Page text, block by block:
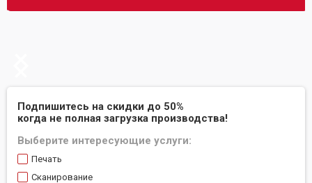
Подпишитесь на скидки до 50%
когда не полная загрузка производства!
Выберите интересующие услуги:
Печать
Сканирование